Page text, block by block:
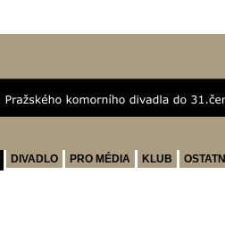
DIVADLO PRO MÉDIA KLUB
OSTATNÍ